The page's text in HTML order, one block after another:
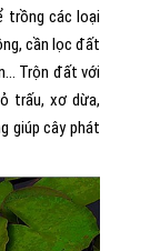
trồng các loại
cần lọc đất
Trộn đất với
trấu, xơ dừa,
giúp cây phát